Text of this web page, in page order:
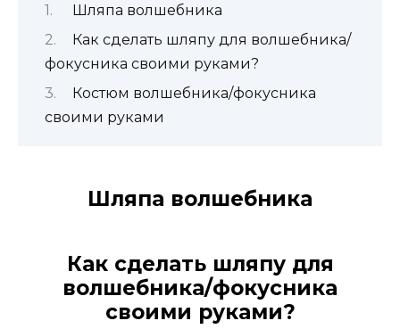
Шляпа волшебника
Как сделать шляпу для волшебника/
фокусника своими руками?
Костюм волшебника/фокусника
своими руками
Шляпа волшебника
Как сделать шляпу для
волшебника/фокусника
своими руками?